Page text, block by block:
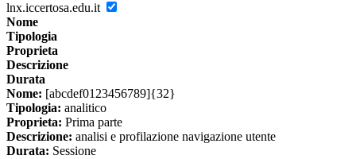
lnx.iccertosa.edu.it
Nome
Tipologia
Proprieta
Descrizione
Durata
Nome: [abcdef0123456789]{32}
Tipologia: analitico
Proprieta: Prima parte
Descrizione: analisi e profilazione navigazione utente
Durata: Sessione